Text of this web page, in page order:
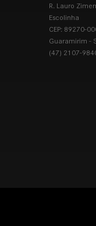
R. Lauro
Escolinha
CEP: 89270-
Guaramirim -
(47) 2107-